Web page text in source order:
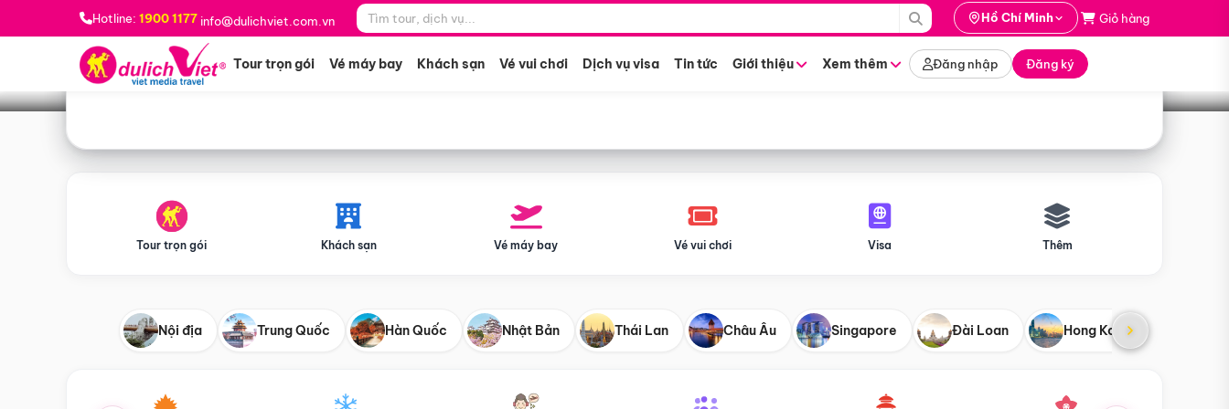
Hotline: 1900 1177 info@dulichviet.com.vn Hồ Chí Minh Giỏ hàng
Tour trọn gói Vé máy bay Khách sạn Vé vui chơi Dịch vụ visa Tin tức Giới thiệu Xem thêm Đăng nhập Đăng ký
Bạn muốn đi đâu? *
Tìm tour
Tour trọn gói Khách sạn Vé máy bay Vé vui chơi Visa Thêm
Nội địa Trung Quốc Hàn Quốc Nhật Bản Thái Lan Châu Âu Singapore Đài Loan Hong Kong